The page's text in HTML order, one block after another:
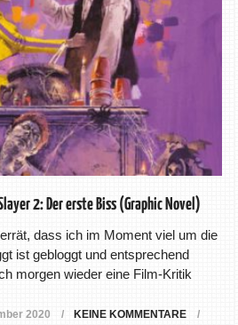
2: Der erste Biss (Graphic Novel)
dass ich im Moment viel um die
ist gebloggt und entsprechend
morgen wieder eine Film-Kritik
2020
KEINE KOMMENTARE